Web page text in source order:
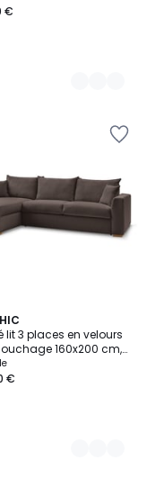
€
lit 3 places en velours
160x200 cm,
€